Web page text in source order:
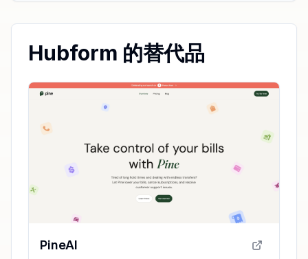
Hubform 的替代品
PineAI